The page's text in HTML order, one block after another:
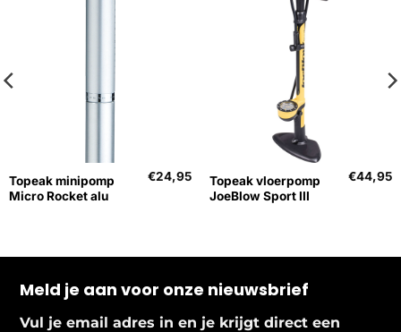
Topeak minipomp
Micro Rocket alu
€24,95
Topeak vloerpomp
JoeBlow Sport III
€44,95
Meld je aan voor onze nieuwsbrief
Vul je email adres in en je krijgt direct een